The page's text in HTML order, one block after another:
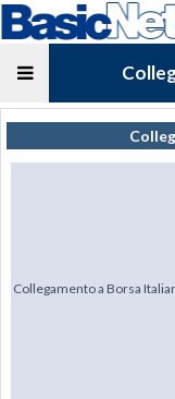
Collegamento a Borsa